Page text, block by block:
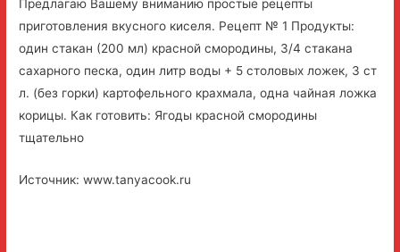
Предлагаю Вашему вниманию простые рецепты
приготовления вкусного киселя. Рецепт № 1 Продукты:
один стакан (200 мл) красной смородины, 3/4 стакана
сахарного песка, один литр воды + 5 столовых ложек, 3 ст
л. (без горки) картофельного крахмала, одна чайная ложка
корицы. Как готовить: Ягоды красной смородины
тщательно
Источник: www.tanyacook.ru